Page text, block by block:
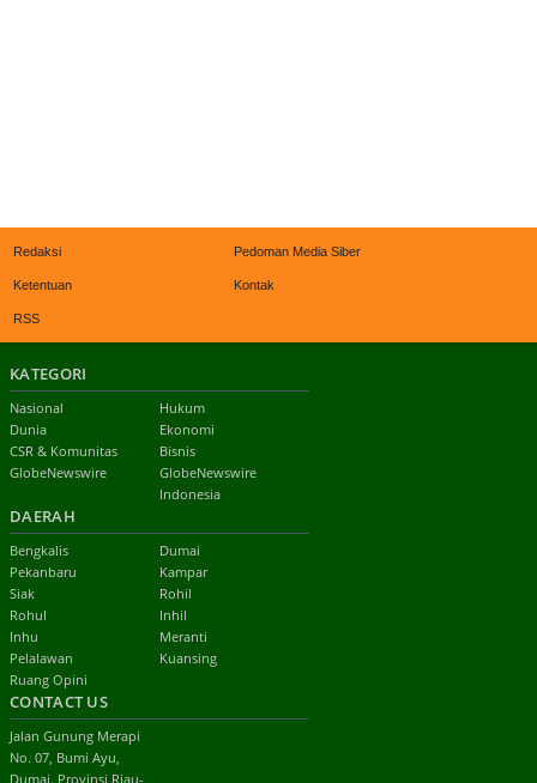
Redaksi Pedoman Media Siber
Ketentuan Kontak
RSS
KATEGORI
Nasional
Hukum
Dunia
Ekonomi
CSR & Komunitas
Bisnis
GlobeNewswire
GlobeNewswire
Indonesia
DAERAH
Bengkalis
Dumai
Pekanbaru
Kampar
Siak
Rohil
Rohul
Inhil
Inhu
Meranti
Pelalawan
Kuansing
Ruang Opini
CONTACT US
Jalan Gunung Merapi
No. 07, Bumi Ayu,
Dumai. Provinsi Riau-